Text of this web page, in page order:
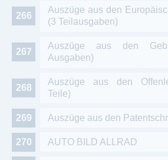
Auszüge aus den
(3 Teilausgaben)
Auszüge aus den
Ausgaben)
Auszüge aus den
Teile)
Auszüge aus den
AUTO BILD ALLRAD